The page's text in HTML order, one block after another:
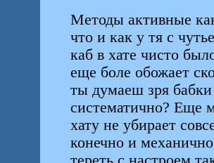
Методы активные
что и как у тя с
каб в хате чисто
еще боле обожает
ты думаеш зря
систематично? Еще
хату не убирает
конечно и